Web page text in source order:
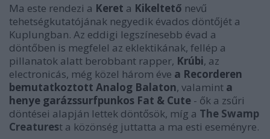
Ma este rendezi a Keret a Kikeltető nevű
tehetségkutatójának negyedik évados döntőjét a
Kuplungban. Az eddigi legszínesebb évad a
döntőben is megfelel az eklektikának, fellép a
pillanatok alatt berobbant rapper, Krúbi, az
electronicás, még közel három éve a Recorderen
bemutatkoztott Analog Balaton, valamint a
henye garázssurfpunkos Fat & Cute - ők a zsűri
döntései alapján lettek döntősök, míg a The Swamp
Creaturest a közönség juttatta a ma esti eseményre.